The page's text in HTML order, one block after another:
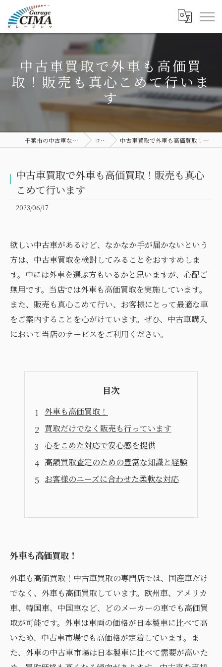
中古車買取で外車も高価買
取！販売も真心こめて行いま
す
千葉市の中古車ならGarage CIMA コラム 中古車買取で外車も高価買取！販売も真心こめて行います
中古車買取で外車も高価買取！販売も真心
こめて行います
2023/06/17
欲しい中古車があるけど、なかなか手が届かないという
方は、中古車買取を検討してみることをおすすめしま
す。中には外車を選ぶ方もいるかと思いますが、心配ご
無用です。当店では外車も高価買取を実施しています。
また、販売も真心こめて行い、お客様にとって最適な車
をご案内することを心がけています。ぜひ、中古車購入
において当店のサービスをご利用ください。
目次
外車も高価買取！
買取だけでなく販売も行っています
心をこめた対応で安心感を提供
高額買取査定のための豊富な知識と経験
お客様のニーズに合わせた柔軟な対応
外車も高価買取！
外車も高価買取！中古車買取の専門店では、国産車だけ
でなく、外車も高価買取しています。欧州車、アメリカ
車、韓国車、中国車など、どのメーカーの車でも高価買
取が可能です。外車は車両の価格が日本製車に比べて高
いため、中古車市場でも高価格が定着しています。ま
た、外車の中古車市場は日本製車に比べて需要が高いた